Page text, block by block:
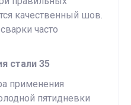
качественный шов.
часто
стали 35
применения
пятидневки